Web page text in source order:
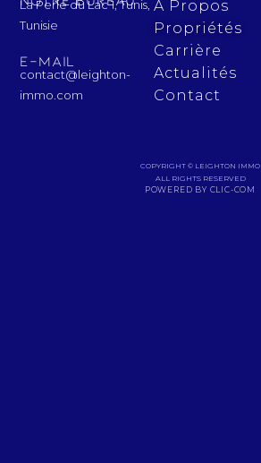
La Perle du Lac 1, Tunis,
Tunisie
E-mail
contact@leighton-
immo.com
À Propos
Propriétés
Carrière
Actualités
Contact
COPYRIGHT © LEIGHTON IMMO
ALL RIGHTS RESERVED
POWERED BY CLIC-COM